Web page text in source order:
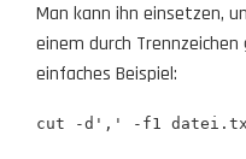
Man kann ihn einsetzen,
einem durch
einfaches Beispiel:
cut -d',' -f1